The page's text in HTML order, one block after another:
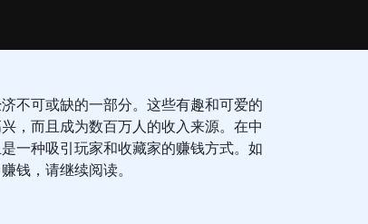
不可或缺的一部分。这些有趣和可爱的
，而且成为数百万人的收入来源。在中
一种吸引玩家和收藏家的赚钱方式。如
钱，请继续阅读。